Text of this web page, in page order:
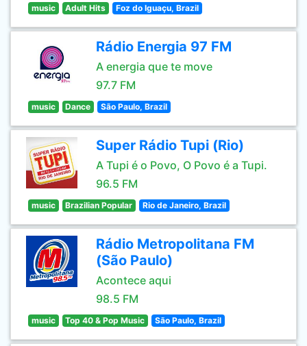
music Adult Hits Foz do Iguaçu, Brazil
Rádio Energia 97 FM
A energia que te move
97.7 FM
music Dance São Paulo, Brazil
Super Rádio Tupi (Rio)
A Tupi é o Povo, O Povo é a Tupi.
96.5 FM
music Brazilian Popular Rio de Janeiro, Brazil
Rádio Metropolitana FM
(São Paulo)
Acontece aqui
98.5 FM
music Top 40 & Pop Music São Paulo, Brazil